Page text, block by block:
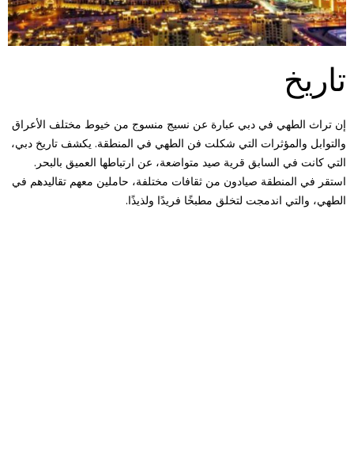
تاريخ
إن تراث الطهي في دبي عبارة عن نسيج منسوج من خيوط مختلف الأعراق
والتوابل والمؤثرات التي شكلت فن الطهي في المنطقة. يكشف تاريخ دبي،
التي كانت في السابق قرية صيد متواضعة، عن ارتباطها العميق بالبحر.
استقر في المنطقة صيادون من ثقافات مختلفة، حاملين معهم تقاليدهم في
الطهي، والتي اندمجت لتخلق مطبخًا فريدًا ولذيذًا.